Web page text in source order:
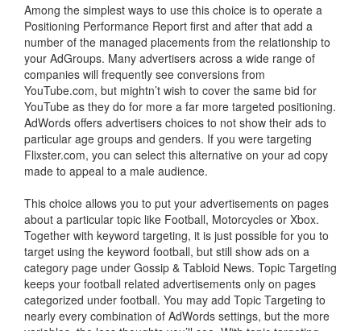
Among the simplest ways to use this choice is to operate a
Positioning Performance Report first and after that add a
number of the managed placements from the relationship to
your AdGroups. Many advertisers across a wide range of
companies will frequently see conversions from
YouTube.com, but mightn’t wish to cover the same bid for
YouTube as they do for more a far more targeted positioning.
AdWords offers advertisers choices to not show their ads to
particular age groups and genders. If you were targeting
Flixster.com, you can select this alternative on your ad copy
made to appeal to a male audience.
This choice allows you to put your advertisements on pages
about a particular topic like Football, Motorcycles or Xbox.
Together with keyword targeting, it is just possible for you to
target using the keyword football, but still show ads on a
category page under Gossip & Tabloid News. Topic Targeting
keeps your football related advertisements only on pages
categorized under football. You may add Topic Targeting to
nearly every combination of AdWords settings, but the more